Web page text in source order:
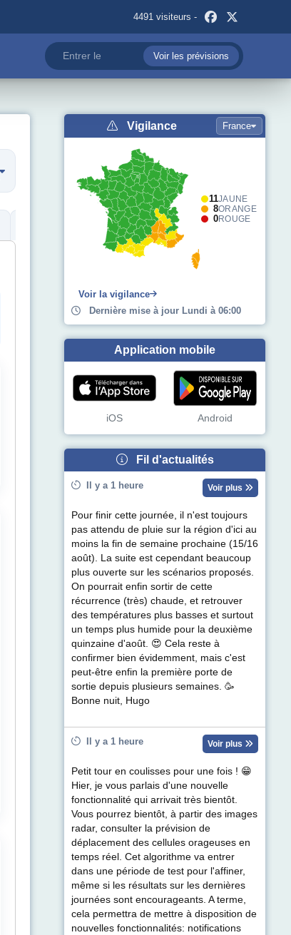
4491 visiteurs -
Voir les prévisions
Vigilance France
11JAUNE
8ORANGE
0ROUGE
Voir la vigilance
Dernière mise à jour Lundi à 06:00
Application mobile
iOS Android
Fil d'actualités
Il y a 1 heure Voir plus
Pour finir cette journée, il n'est toujours
pas attendu de pluie sur la région d'ici au
moins la fin de semaine prochaine (15/16
août). La suite est cependant beaucoup
plus ouverte sur les scénarios proposés.
On pourrait enfin sortir de cette
récurrence (très) chaude, et retrouver
des températures plus basses et surtout
un temps plus humide pour la deuxième
quinzaine d'août. 😍 Cela reste à
confirmer bien évidemment, mais c'est
peut-être enfin la première porte de
sortie depuis plusieurs semaines. 🥳
Bonne nuit, Hugo
Il y a 1 heure Voir plus
Petit tour en coulisses pour une fois ! 😁
Hier, je vous parlais d'une nouvelle
fonctionnalité qui arrivait très bientôt.
Vous pourrez bientôt, à partir des images
radar, consulter la prévision de
déplacement des cellules orageuses en
temps réel. Cet algorithme va entrer
dans une période de test pour l'affiner,
même si les résultats sur les dernières
journées sont encourageants. A terme,
cela permettra de mettre à disposition de
nouvelles fonctionnalités: notifications